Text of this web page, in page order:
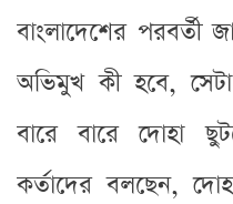
বাংলাদেশের পরবর্তী
অভিমুখ কী হবে,
বারে বারে দোহা
কর্তাদের বলছেন,